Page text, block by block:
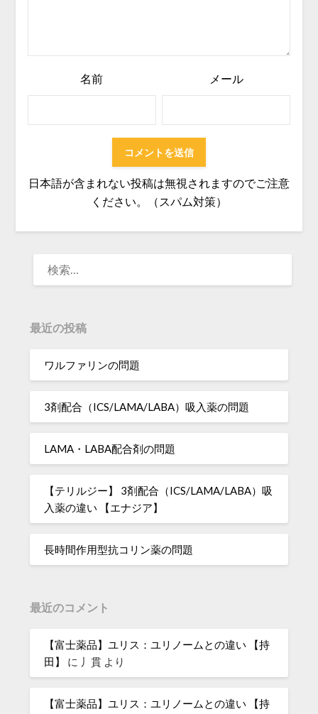
名前 メール
日本語が含まれない投稿は無視されますのでご注意
ください。（スパム対策）
最近の投稿
ワルファリンの問題
3剤配合（ICS/LAMA/LABA）吸入薬の問題
LAMA・LABA配合剤の問題
【テリルジー】 3剤配合（ICS/LAMA/LABA）吸
入薬の違い 【エナジア】
長時間作用型抗コリン薬の問題
最近のコメント
【富士薬品】ユリス：ユリノームとの違い 【持
田】
に 丿貫 より
【富士薬品】ユリス：ユリノームとの違い 【持